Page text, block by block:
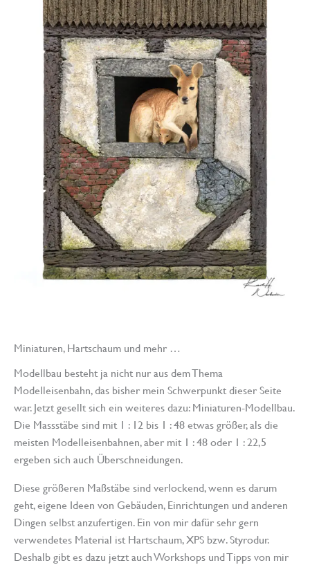
Miniaturen, Hartschaum und mehr …
Modellbau besteht ja nicht nur aus dem Thema
Modelleisenbahn, das bisher mein Schwerpunkt dieser Seite
war. Jetzt gesellt sich ein weiteres dazu: Miniaturen-Modellbau.
Die Massstäbe sind mit 1 : 12 bis 1 : 48 etwas größer, als die
meisten Modelleisenbahnen, aber mit 1 : 48 oder 1 : 22,5
ergeben sich auch Überschneidungen.
Diese größeren Maßstäbe sind verlockend, wenn es darum
geht, eigene Ideen von Gebäuden, Einrichtungen und anderen
Dingen selbst anzufertigen. Ein von mir dafür sehr gern
verwendetes Material ist Hartschaum, XPS bzw. Styrodur.
Deshalb gibt es dazu jetzt auch Workshops und Tipps von mir